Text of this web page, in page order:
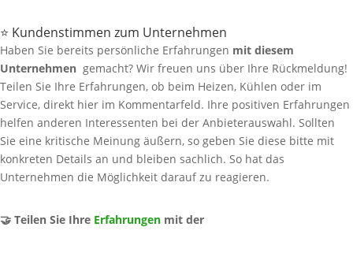
⭐ Kundenstimmen zum Unternehmen
Haben Sie bereits persönliche Erfahrungen mit diesem
Unternehmen gemacht? Wir freuen uns über Ihre Rückmeldung!
Teilen Sie Ihre Erfahrungen, ob beim Heizen, Kühlen oder im
Service, direkt hier im Kommentarfeld. Ihre positiven Erfahrungen
helfen anderen Interessenten bei der Anbieterauswahl. Sollten
Sie eine kritische Meinung äußern, so geben Sie diese bitte mit
konkreten Details an und bleiben sachlich. So hat das
Unternehmen die Möglichkeit darauf zu reagieren.
🤝 Teilen Sie Ihre Erfahrungen mit der